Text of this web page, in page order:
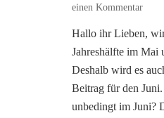
einen Kommentarzu
–
Diese
sind
Hallo ihr Lieben,
Jahreshälfte im Mai
Deshalb wird es
Beitrag für den
unbedingt im Juni?